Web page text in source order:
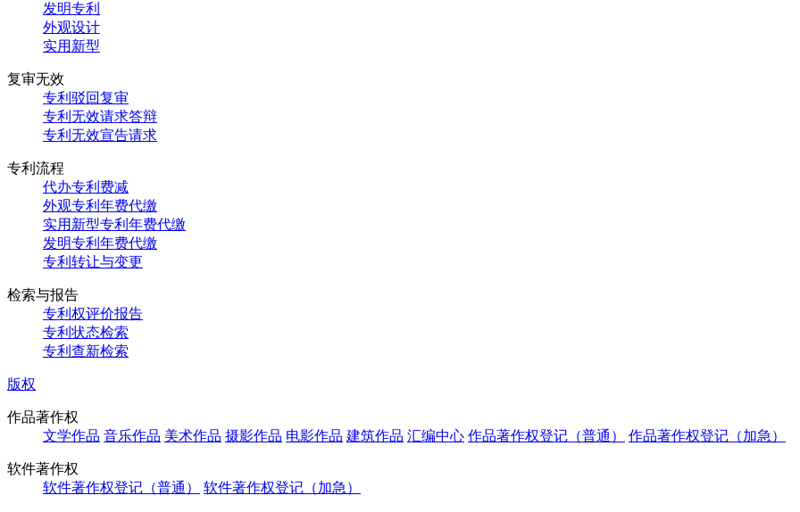
发明专利
外观设计
实用新型
复审无效
专利驳回复审
专利无效请求答辩
专利无效宣告请求
专利流程
代办专利费减
外观专利年费代缴
实用新型专利年费代缴
发明专利年费代缴
专利转让与变更
检索与报告
专利权评价报告
专利状态检索
专利查新检索
版权
作品著作权
文学作品 音乐作品 美术作品 摄影作品 电影作品 建筑作品 汇编中心 作品著作权登记（普通） 作品著作权登记（加急）
软件著作权
软件著作权登记（普通）
软件著作权登记（加急）